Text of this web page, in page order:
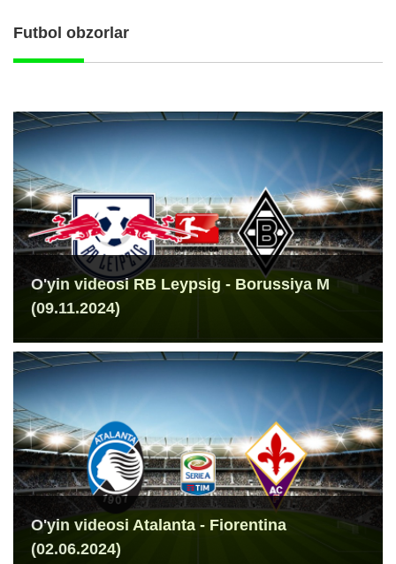
Futbol obzorlar
O'yin videosi RB Leypsig - Borussiya M
(09.11.2024)
O'yin videosi Atalanta - Fiorentina
(02.06.2024)